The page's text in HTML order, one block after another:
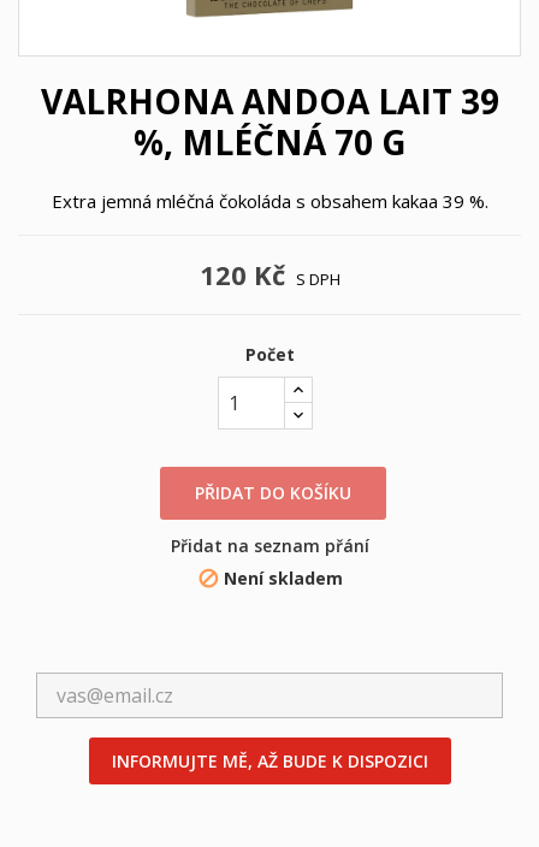
VALRHONA ANDOA LAIT 39
%, MLÉČNÁ 70 G
Extra jemná mléčná čokoláda s obsahem kakaa 39 %.
120 Kč S DPH
Počet
PŘIDAT DO KOŠÍKU
Přidat na seznam přání
 Není skladem
INFORMUJTE MĚ, AŽ BUDE K DISPOZICI
Můj seznam přání ×
((title)) ×
Přihlásit se ×
Musíte být přihlášen, abyste si mohli výrobky uložit do
svého seznamu přání.